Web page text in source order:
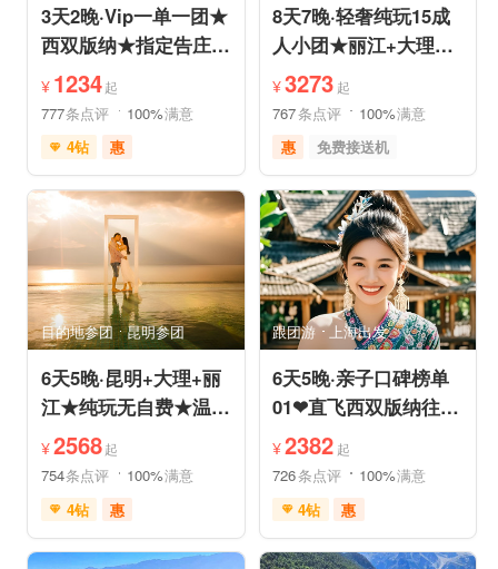
3天2晚·Vip一单一团★
西双版纳★指定告庄内
泳池酒店或温德姆国际
连锁
¥ 1234起
777条点评 100%满意
4钻
惠
充足自由时间
免费接送机
支持儿童入住
品质游
情侣游
祈福之旅
赏花之旅
森林公园
森林草原
特色民宿
亲子休闲
自由活动
目的地参团
昆明参团
6天5晚·昆明+大理+丽
江★纯玩无自费★温德
姆国际连锁酒店入住
¥2568起
754条点评 100%满意
4钻
惠
免费接送机
中文服务
管家服务
品质游
8天7晚·轻奢纯玩15成
人小团★丽江+大理
+香格里拉/泸沽湖★直
飞丽江
¥3273 起
767条点评 100%满意
惠
免费接送机
家庭游
祈福之旅
赏花之旅
摄影之旅
雪山之旅
自然山水
行车时长短
跟团游 上海出发
6天5晚·亲子口碑榜单
01❤直飞西双版纳往返
机票❤拼小团轻奢0购
物纯玩
¥2382 起
726条点评 100%满意
4钻
惠
免费接送机
中文服务
管家服务
品质游